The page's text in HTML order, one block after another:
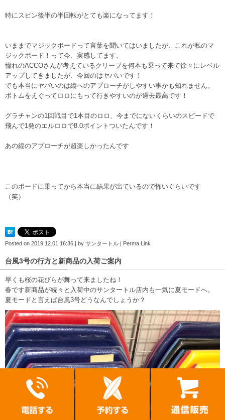
特にスピン後半の半回転がとても楽になってます！
いままでマジックボードって言葉を聞いてはいましたが、これが私のマ
ジックボード！って今、実感してます。
憧れのACCOさんが考えているクリーブを何本も乗って来て徐々にレベル
アップしてきましたが、今回のはヤバいです！
でも本当にヤバいのは縦へのアプローチがしやすい事かも知れません。
ボトムをえぐってロロにもって行きやすいのが過去最高です！
グラチャンの1回戦目で1本目のロロ、今までにないくらいのスピードで
飛んで1発のエルロロで8.0ポイントついたんです！
あの縦のアプローチが超楽しかったんです
このボードに乗ってから本当に結果が出ているので怖いぐらいです
（笑）
Posted on 2019.12.01 16:36 | by サンタートル | Perma Link
台風3号の行方と新商品の入荷ご案内
早くも桜の花びらが舞って来ましたね！
春です新商品が続々と入荷中のサンタートル店内も一気に夏モードへ。
夏モードと言えば台風3号どうなんでしょうか？